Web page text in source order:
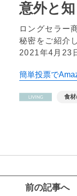
意外と
ロングセラー
秘密をご紹介
2021年4月23
簡単投票で
食
前の記事へ